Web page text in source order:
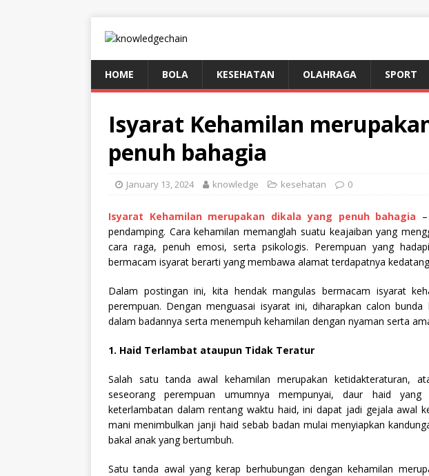
HOME BOLA KESEHATAN OLAHRAGA SPORT
Isyarat Kehamilan
penuh bahagia
January 13, 2024 knowledge kesehatan 0
Isyarat Kehamilan merupakan dikala yang penuh bahagia
pendamping. Cara kehamilan memanglah suatu keajaiban yang
cara raga, penuh emosi, serta psikologis. Perempuan yang
bermacam isyarat berarti yang membawa alamat terdapatnya
Dalam postingan ini, kita hendak mangulas bermacam isyarat
perempuan. Dengan menguasai isyarat ini, diharapkan calon bunda
dalam badannya serta menempuh kehamilan dengan nyaman serta
1. Haid Terlambat ataupun Tidak Teratur
Salah satu tanda awal kehamilan merupakan ketidakteraturan,
seseorang perempuan umumnya mempunyai, daur haid
keterlambatan dalam rentang waktu haid, ini dapat jadi gejala awal
mani menimbulkan janji haid sebab badan mulai menyiapkan
bakal anak yang bertumbuh.
Satu tanda awal yang kerap berhubungan dengan kehamilan